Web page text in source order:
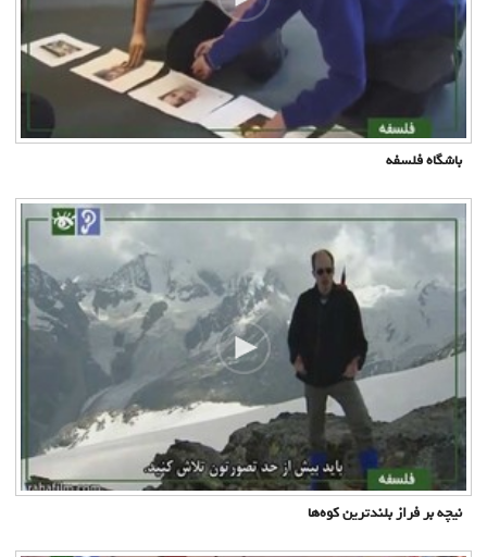
باشگاه فلسفه
نیچه بر فراز بلندترین کوه‌ها